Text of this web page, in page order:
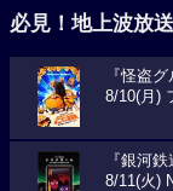
必見！地上波放
『怪盗
8/10(月)
『銀河鉄
8/11(火)